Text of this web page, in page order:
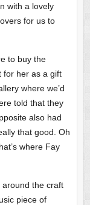
with a lovely
for us to
to buy the
for her as a gift
where we’d
told that they
also had
that good. Oh
where Fay
around the craft
piece of